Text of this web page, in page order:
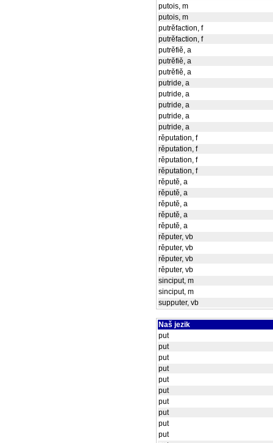
putois, m
putois, m
putrěfaction, f
putrěfaction, f
putrěfiě, a
putrěfiě, a
putrěfiě, a
putride, a
putride, a
putride, a
putride, a
putride, a
rěputation, f
rěputation, f
rěputation, f
rěputation, f
rěputě, a
rěputě, a
rěputě, a
rěputě, a
rěputě, a
rěputer, vb
rěputer, vb
rěputer, vb
rěputer, vb
sinciput, m
sinciput, m
supputer, vb
Naš jezik
put
put
put
put
put
put
put
put
put
put